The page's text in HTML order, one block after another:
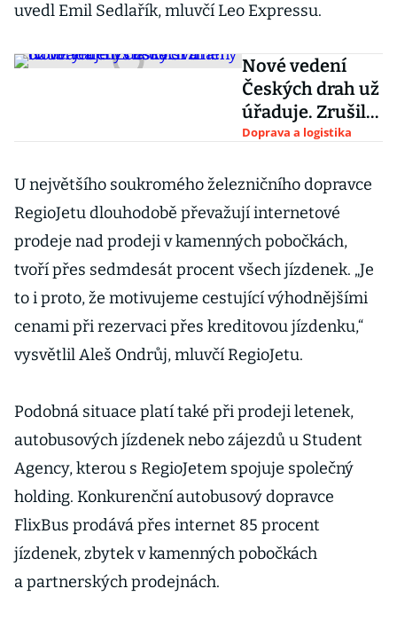
uvedl Emil Sedlařík, mluvčí Leo Expressu.
Nové vedení
Českých drah už
úřaduje. Zrušilo
dva odbory a
změny
Doprava a logistika
U největšího soukromého železničního dopravce
RegioJetu dlouhodobě převažují internetové
prodeje nad prodeji v kamenných pobočkách,
tvoří přes sedmdesát procent všech jízdenek. „Je
to i proto, že motivujeme cestující výhodnějšími
cenami při rezervaci přes kreditovou jízdenku,“
vysvětlil Aleš Ondrůj, mluvčí RegioJetu.
Podobná situace platí také při prodeji letenek,
autobusových jízdenek nebo zájezdů u Student
Agency, kterou s RegioJetem spojuje společný
holding. Konkurenční autobusový dopravce
FlixBus prodává přes internet 85 procent
jízdenek, zbytek v kamenných pobočkách
a partnerských prodejnách.